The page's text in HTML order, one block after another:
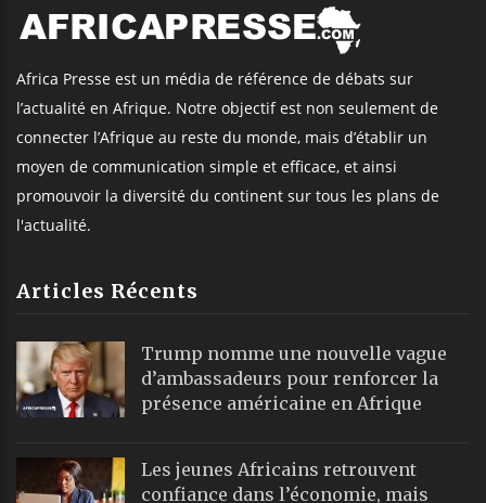
Africa Presse est un média de référence de débats sur
l’actualité en Afrique. Notre objectif est non seulement de
connecter l’Afrique au reste du monde, mais d’établir un
moyen de communication simple et efficace, et ainsi
promouvoir la diversité du continent sur tous les plans de
l'actualité.
Articles Récents
Trump nomme une nouvelle vague
d’ambassadeurs pour renforcer la
présence américaine en Afrique
Les jeunes Africains retrouvent
confiance dans l’économie, mais